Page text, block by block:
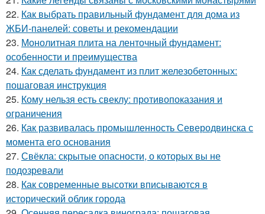
22. Как выбрать правильный фундамент для дома из
ЖБИ-панелей: советы и рекомендации
23. Монолитная плита на ленточный фундамент:
особенности и преимущества
24. Как сделать фундамент из плит железобетонных:
пошаговая инструкция
25. Кому нельзя есть свеклу: противопоказания и
ограничения
26. Как развивалась промышленность Северодвинска с
момента его основания
27. Свёкла: скрытые опасности, о которых вы не
подозревали
28. Как современные высотки вписываются в
исторический облик города